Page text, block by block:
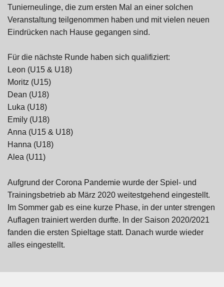
Tunierneulinge, die zum ersten Mal an einer solchen
Veranstaltung teilgenommen haben und mit vielen neuen
Eindrücken nach Hause gegangen sind.
Für die nächste Runde haben sich qualifiziert:
Leon (U15 & U18)
Moritz (U15)
Dean (U18)
Luka (U18)
Emily (U18)
Anna (U15 & U18)
Hanna (U18)
Alea (U11)
Aufgrund der Corona Pandemie wurde der Spiel- und
Trainingsbetrieb ab März 2020 weitestgehend eingestellt.
Im Sommer gab es eine kurze Phase, in der unter strengen
Auflagen trainiert werden durfte. In der Saison 2020/2021
fanden die ersten Spieltage statt. Danach wurde wieder
alles eingestellt.